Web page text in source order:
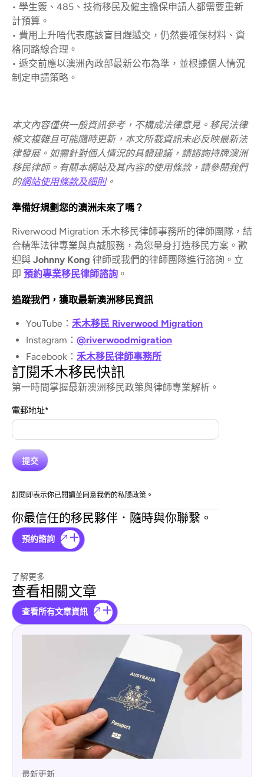
訂閱禾木移民快訊
第一時間掌握最新澳洲移民政策與律師專業解析。
電郵地址*
訂閱即表示你已閱讀並同意我們的私隱政策。
你最信任的移民夥伴．隨時與你聯繫。
預約諮詢
• 學生簽、485、技術移民及僱主擔保申請人都需要重新
計預算。
• 費用上升唔代表應該盲目趕遞交，仍然要確保材料、資
格同路線合理。
• 遞交前應以澳洲內政部最新公布為準，並根據個人情況
制定申請策略。
本文內容僅供一般資訊參考，不構成法律意見。移民法律
條文複雜且可能隨時更新，本文所載資訊未必反映最新法
律發展。如需針對個人情況的具體建議，請諮詢持牌澳洲
移民律師。有關本網站及其內容的使用條款，請參閱我們
的網站使用條款及細則。
準備好規劃您的澳洲未來了嗎？
Riverwood Migration 禾木移民律師事務所的律師團隊，結
合精準法律專業與真誠服務，為您量身打造移民方案。歡
迎與 Johnny Kong 律師或我們的律師團隊進行諮詢。立
即 預約專業移民律師諮詢 。
追蹤我們，獲取最新澳洲移民資訊
YouTube： 禾木移民 Riverwood Migration
Instagram： @riverwoodmigration
Facebook： 禾木移民律師事務所
了解更多
查看相關文章
查看所有文章資訊
最新更新